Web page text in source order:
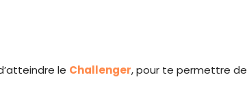
le Challenger, pour te permettre de